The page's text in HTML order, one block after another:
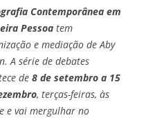
Contemporânea em
Pessoa tem
e mediação de Aby
A série de debates
de 8 de setembro a 15
, terças-feiras, às
e vai mergulhar no